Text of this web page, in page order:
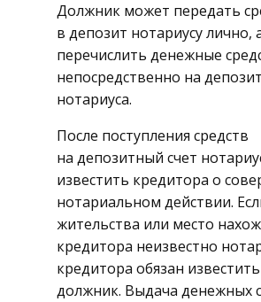
Должник может передать
в депозит нотариусу лично,
перечислить денежные
непосредственно на
нотариуса.
После поступления средств
на депозитный счет
известить кредитора о
нотариальном действии.
жительства или место
кредитора неизвестно
кредитора обязан
должник. Выдача денежных